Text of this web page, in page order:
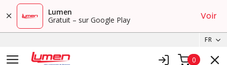
Lumen
Gratuit – sur Google Play
Voir
FR
0